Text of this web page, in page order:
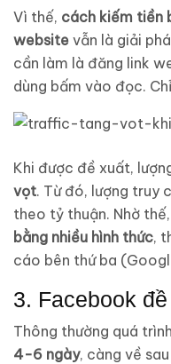
Vì thế, cách kiếm tiền
website vẫn là giải
cần làm là đăng link
dùng bấm vào đọc.
Khi được đề xuất,
vọt. Từ đó, lượng truy
theo tỷ thuận. Nhờ
bằng nhiều hình thức,
cáo bên thứ ba
3. Facebook
Thông thường quá
4-6 ngày, càng về